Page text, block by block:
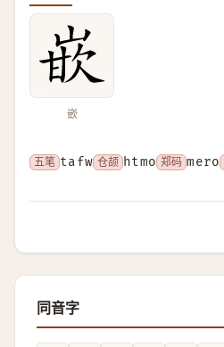
嵌
五笔 tafw 仓颉 htmo 郑码 mero
同音字